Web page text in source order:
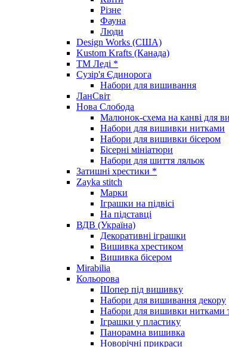
Різне
Фауна
Люди
Design Works (США)
Kustom Krafts (Канада)
ТМ Леді *
Сузір'я Єдинорога
Набори для вишивання
ЛанСвіт
Нова Слобода
Малюнок-схема на канві для
Набори для вишивки нитками
Набори для вишивки бісером
Бісерні мініатюри
Набори для шиття ляльок
Затишні хрестики *
Zayka stitch
Марки
Іграшки на підвісі
На підставці
ВДВ (Україна)
Декоративні іграшки
Вишивка хрестиком
Вишивка бісером
Mirabilia
Кольорова
Шопер під вишивку
Набори для вишивання декору
Набори для вишивки нитками
Іграшки у пластику
Панорамна вишивка
Новорічні прикраси